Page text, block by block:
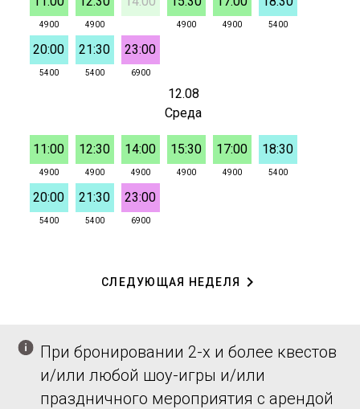
При бронировании 2-х и более квестов
и/или любой шоу-игры и/или
праздничного мероприятия с арендой